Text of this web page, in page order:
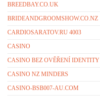
BREEDBAY.CO.UK
BRIDEANDGROOMSHOW.CO.NZ
CARDIOSARATOV.RU 4003
CASINO
CASINO BEZ OVĚŘENÍ IDENTITY
CASINO NZ MINDERS
CASINO-BSB007-AU.COM